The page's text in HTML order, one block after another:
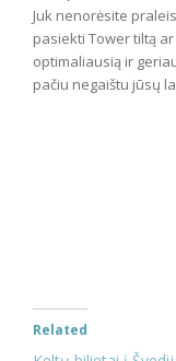
Juk nenorėsite
pasiekti Tower tiltą
optimaliausią ir
pačiu negaištu jūsų
Related